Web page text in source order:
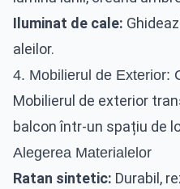
Iluminat de cale:
aleilor.
4. Mobilierul de Exterior:
Mobilierul de exterior
balcon într-un spațiu de
Alegerea Materialelor
Ratan sintetic: Durabil,